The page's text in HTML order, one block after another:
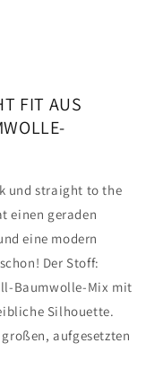
FIT AUS
und straight to the
einen geraden
eine modern
Der Stoff:
Baumwolle-Mix mit
Silhouette.
aufgesetzten